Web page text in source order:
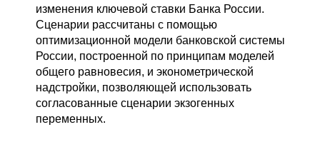
изменения ключевой ставки Банка России.
Сценарии рассчитаны с помощью
оптимизационной модели банковской системы
России, построенной по принципам моделей
общего равновесия, и эконометрической
надстройки, позволяющей использовать
согласованные сценарии экзогенных
переменных.